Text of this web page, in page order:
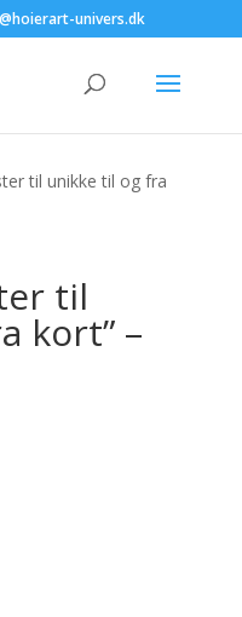
univers.dk
til unikke til og fra
til
kort” –